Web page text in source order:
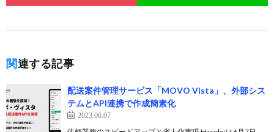
関連する記事
配送案件管理サービス「MOVO Vista」、外部シス
テムとAPI連携で作成簡素化
2023.06.07